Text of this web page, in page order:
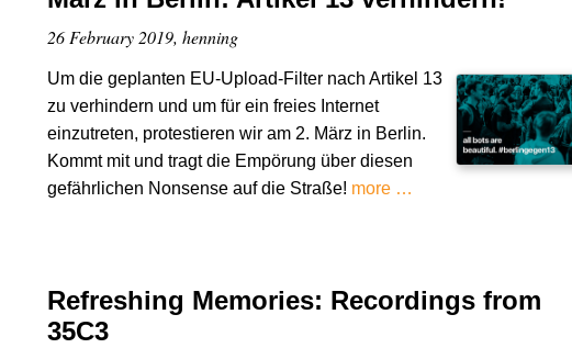
26 February 2019, henning
Um die geplanten EU-Upload-Filter nach Artikel 13
zu verhindern und um für ein freies Internet
einzutreten, protestieren wir am 2. März in Berlin.
Kommt mit und tragt die Empörung über diesen
gefährlichen Nonsense auf die Straße! more …
Refreshing Memories: Recordings from
35C3